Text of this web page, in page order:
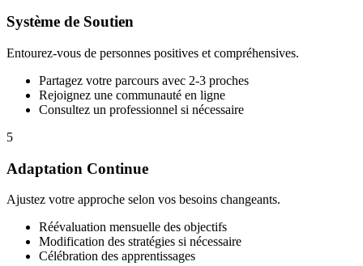
Système de Soutien
Entourez-vous de personnes positives et compréhensives.
Partagez votre parcours avec 2-3 proches
Rejoignez une communauté en ligne
Consultez un professionnel si nécessaire
5
Adaptation Continue
Ajustez votre approche selon vos besoins changeants.
Réévaluation mensuelle des objectifs
Modification des stratégies si nécessaire
Célébration des apprentissages